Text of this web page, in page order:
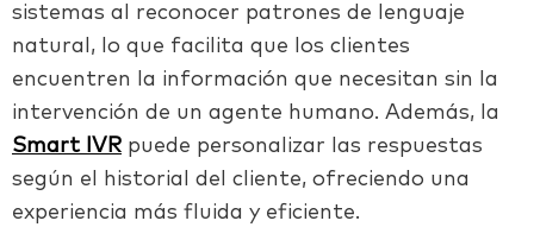
sistemas al reconocer patrones de lenguaje
natural, lo que facilita que los clientes
encuentren la información que necesitan sin la
intervención de un agente humano. Además, la
Smart IVR puede personalizar las respuestas
según el historial del cliente, ofreciendo una
experiencia más fluida y eficiente.